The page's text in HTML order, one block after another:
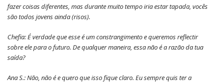
fazer coisas diferentes, mas durante muito tempo iria estar tapada, vocês
são todos jovens ainda (risos).
Chefia: É verdade que esse é um constrangimento e queremos reflectir
sobre ele para o futuro. De qualquer maneira, essa não é a razão da tua
saída?
Ana S.: Não, não é e quero que isso fique claro. Eu sempre quis ter a